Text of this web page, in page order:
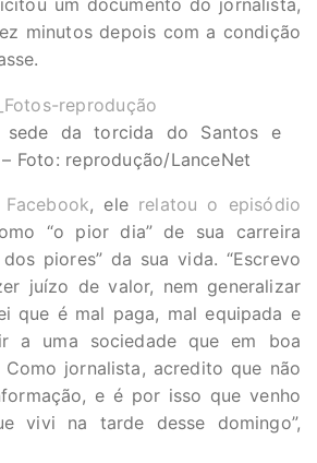
um documento do jornalista,
minutos depois com a condição
sede da torcida do Santos e
Foto: reprodução/LanceNet
Facebook, ele relatou o episódio
“o pior dia” de sua carreira
piores” da sua vida. “Escrevo
juízo de valor, nem generalizar
que é mal paga, mal equipada e
a uma sociedade que em boa
jornalista, acredito que não
e é por isso que venho
vivi na tarde desse domingo”,